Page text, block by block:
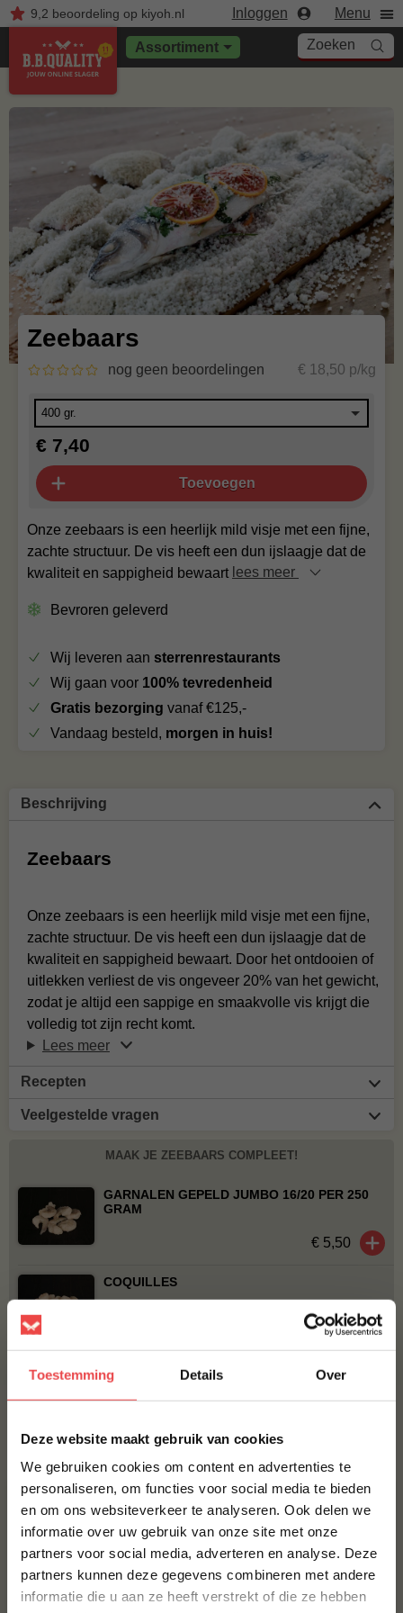
Toestemming Details Over
Deze website maakt gebruik van cookies
We gebruiken cookies om content en advertenties te
personaliseren, om functies voor social media te bieden
en om ons websiteverkeer te analyseren. Ook delen we
informatie over uw gebruik van onze site met onze
partners voor social media, adverteren en analyse. Deze
partners kunnen deze gegevens combineren met andere
informatie die u aan ze heeft verstrekt of die ze hebben
9,2 beoordelingop kiyoh.nl Inloggen Menu
Assortiment Zoeken
Zeebaars
nog geen beoordelingen € 18,50 p/kg
Onze zeebaars is een heerlijk mild visje met een fijne,
zachte structuur. De vis heeft een dun ijslaagje dat de
kwaliteit en sappigheid bewaart lees meer
Bevroren geleverd
€ 7,40
Toevoegen
Wij leveren aan sterrenrestaurants
Wij gaan voor 100% tevredenheid
Gratis bezorging vanaf €125,-
Vandaag besteld, morgen in huis!
Beschrijving
Zeebaars
Onze zeebaars is een heerlijk mild visje met een fijne,
zachte structuur. De vis heeft een dun ijslaagje dat de
kwaliteit en sappigheid bewaart. Door het ontdooien of
uitlekken verliest de vis ongeveer 20% van het gewicht,
zodat je altijd een sappige en smaakvolle vis krijgt die
volledig tot zijn recht komt.
Lees meer
Recepten
Veelgestelde vragen
MAAK JE ZEEBAARS COMPLEET!
GARNALEN GEPELD JUMBO 16/20 PER 250
GRAM
€ 5,50
COQUILLES
€ 11,50
BBQUALITY FISH RUB
Bestel alles
10% korting op je
eerste bestelling*
Schrijf je in voor onze nieuwsbrief en ontvang direct
10% korting op jouw eerste bestelling.
VOORNAAM